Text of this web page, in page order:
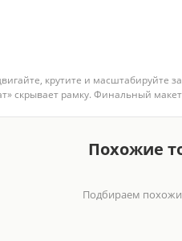
крутите и масштабируйте за
скрывает рамку. Финальный
Похожие
Подбираем